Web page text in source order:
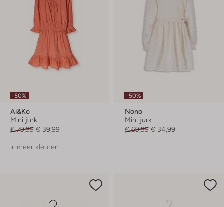
-50%
Ai&ko
Mini jurk
€ 79,99 € 39,99
+ meer kleuren
-50%
Nono
Mini jurk
€ 69,99 € 34,99